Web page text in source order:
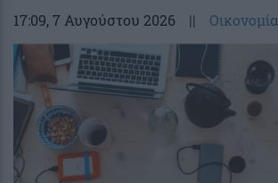
17:09, 7 Αυγούστου 2026 || Οικονομία